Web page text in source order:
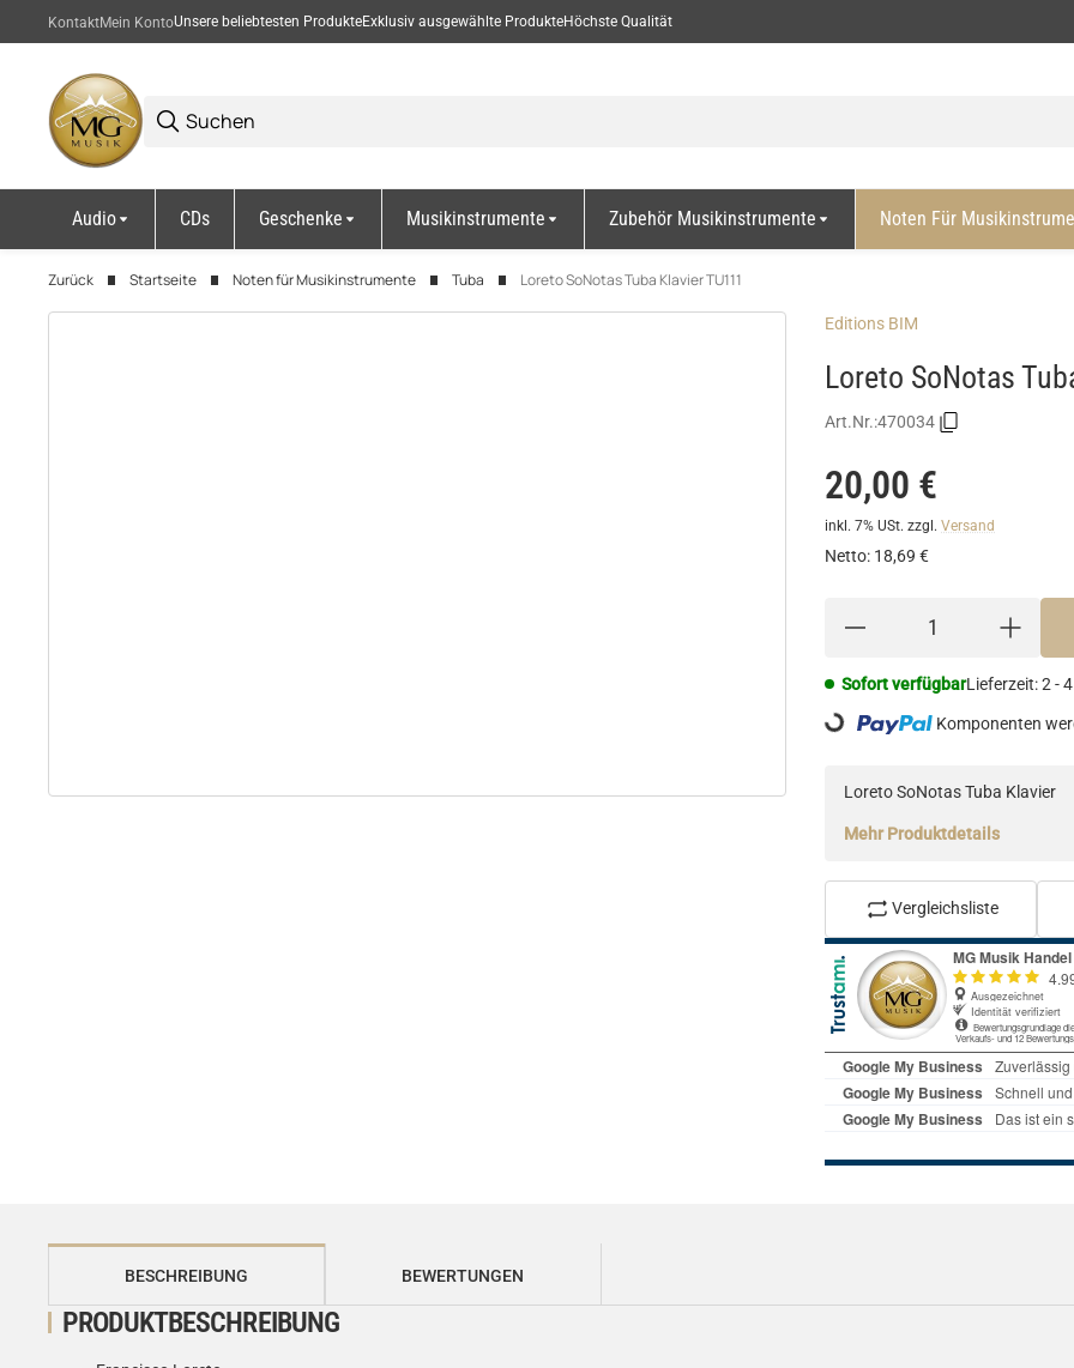
KontaktMein KontoUnsere beliebtesten ProdukteExklusiv ausgewählte ProdukteHöchste Qualität
Audio CDs Geschenke Musikinstrumente Zubehör Musikinstrumente Noten Für
Zurück Startseite Noten für Musikinstrumente Tuba Loreto SoNotas Tuba Klavier TU111
Editions BIM
Loreto SoNotas
Art.Nr.:470034
20,00 €
inkl. 7% USt. zzgl. Versand
Netto: 18,69 €
Sofort verfügbarLieferzeit:2 -
Loading... Komponenten
Loreto SoNotas Tuba Klavier
Mehr Produktdetails
Vergleichsliste
BESCHREIBUNG
BEWERTUNGEN
PRODUKTBESCHREIBUNG